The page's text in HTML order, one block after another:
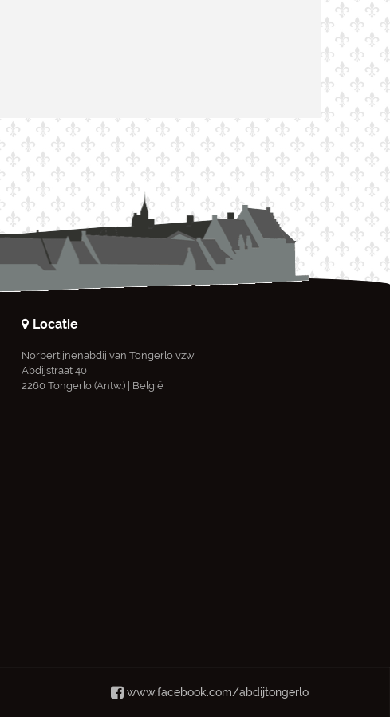
Locatie
Norbertijnenabdij van Tongerlo vzw
Abdijstraat 40
2260 Tongerlo (Antw.) | België
www.facebook.com/abdijtongerlo